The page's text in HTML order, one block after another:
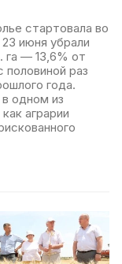
стартовала во
июня убрали
га — 13,6% от
раз
года.
одном из
аграрии